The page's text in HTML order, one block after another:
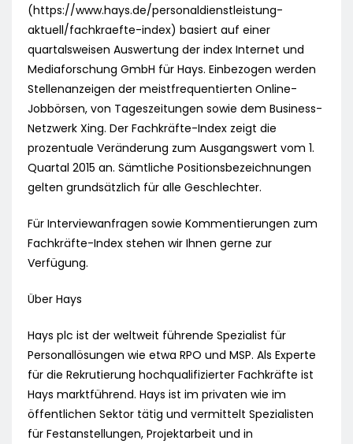
(https://www.hays.de/personaldienstleistung-
aktuell/fachkraefte-index) basiert auf einer
quartalsweisen Auswertung der index Internet und
Mediaforschung GmbH für Hays. Einbezogen werden
Stellenanzeigen der meistfrequentierten Online-
Jobbörsen, von Tageszeitungen sowie dem Business-
Netzwerk Xing. Der Fachkräfte-Index zeigt die
prozentuale Veränderung zum Ausgangswert vom 1.
Quartal 2015 an. Sämtliche Positionsbezeichnungen
gelten grundsätzlich für alle Geschlechter.
Für Interviewanfragen sowie Kommentierungen zum
Fachkräfte-Index stehen wir Ihnen gerne zur
Verfügung.
Über Hays
Hays plc ist der weltweit führende Spezialist für
Personallösungen wie etwa RPO und MSP. Als Experte
für die Rekrutierung hochqualifizierter Fachkräfte ist
Hays marktführend. Hays ist im privaten wie im
öffentlichen Sektor tätig und vermittelt Spezialisten
für Festanstellungen, Projektarbeit und in